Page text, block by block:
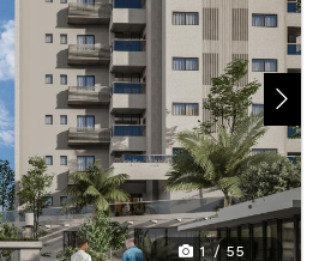
1 / 55